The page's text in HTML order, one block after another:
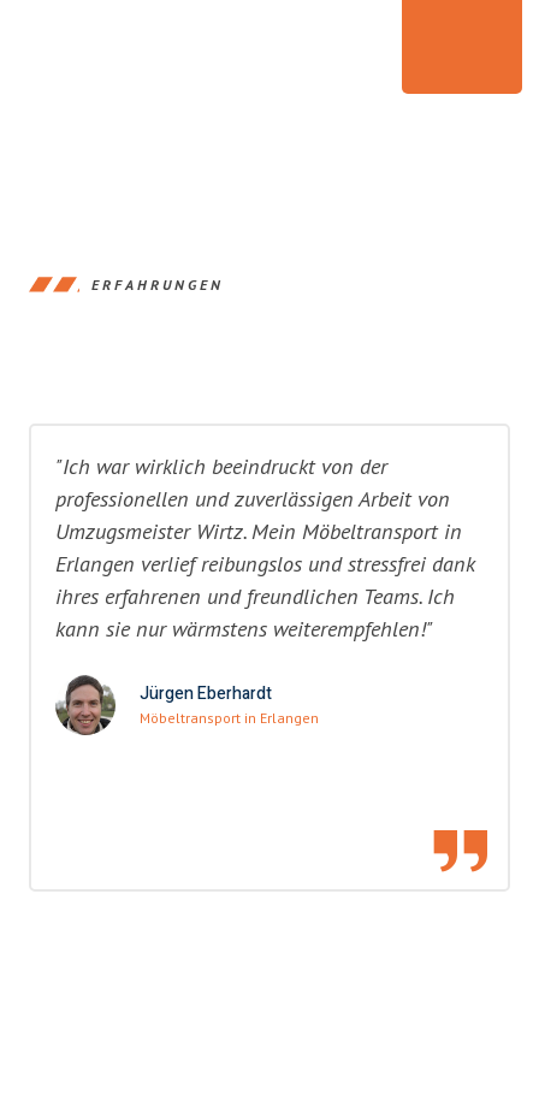
ERFAHRUNGEN
"Ich war wirklich beeindruckt von der
professionellen und zuverlässigen Arbeit von
Umzugsmeister Wirtz. Mein Möbeltransport in
Erlangen verlief reibungslos und stressfrei dank
ihres erfahrenen und freundlichen Teams. Ich
kann sie nur wärmstens weiterempfehlen!"
Jürgen Eberhardt
Möbeltransport in Erlangen